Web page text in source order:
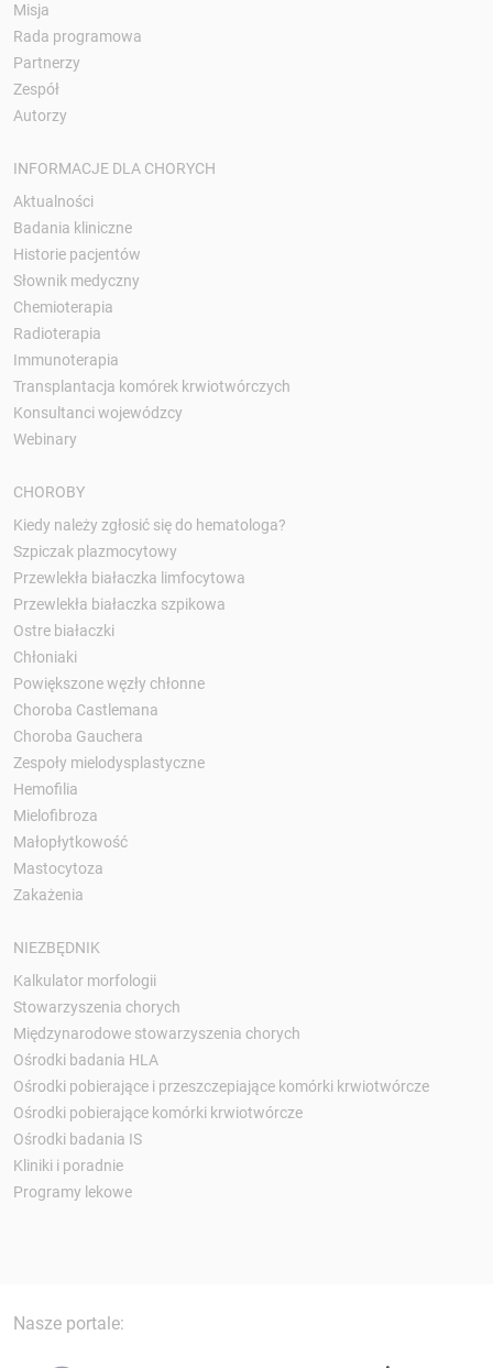
Misja
Rada programowa
Partnerzy
Zespół
Autorzy
INFORMACJE DLA CHORYCH
Aktualności
Badania kliniczne
Historie pacjentów
Słownik medyczny
Chemioterapia
Radioterapia
Immunoterapia
Transplantacja komórek krwiotwórczych
Konsultanci wojewódzcy
Webinary
CHOROBY
Kiedy należy zgłosić się do hematologa?
Szpiczak plazmocytowy
Przewlekła białaczka limfocytowa
Przewlekła białaczka szpikowa
Ostre białaczki
Chłoniaki
Powiększone węzły chłonne
Choroba Castlemana
Choroba Gauchera
Zespoły mielodysplastyczne
Hemofilia
Mielofibroza
Małopłytkowość
Mastocytoza
Zakażenia
NIEZBĘDNIK
Kalkulator morfologii
Stowarzyszenia chorych
Międzynarodowe stowarzyszenia chorych
Ośrodki badania HLA
Ośrodki pobierające i przeszczepiające komórki krwiotwórcze
Ośrodki pobierające komórki krwiotwórcze
Ośrodki badania IS
Kliniki i poradnie
Programy lekowe
Nasze portale: